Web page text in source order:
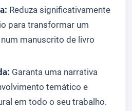
Reduza significativamente
para transformar um
manuscrito de livro
Garanta uma narrativa
temático e
em todo o seu trabalho.